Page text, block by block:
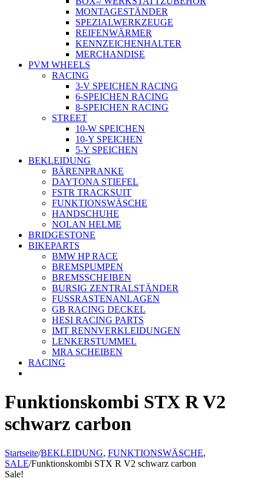
MONTAGESTÄNDER
SPEZIALWERKZEUGE
REIFENWÄRMER
KENNZEICHENHALTER
MERCHANDISE
PVM WHEELS
RACING
3-V SPEICHEN RACING
6-SPEICHEN RACING
8-SPEICHEN RACING
STREET
10-W SPEICHEN
10-Y SPEICHEN
5-Y SPEICHEN
BEKLEIDUNG
BÄRENPRANKE
DAYTONA STIEFEL
FSTR TRACKSUIT
FUNKTIONSWÄSCHE
HANDSCHUHE
NOLAN HELME
BRIDGESTONE
BIKEPARTS
BMW HP RACE
BREMSPUMPEN
BREMSSCHEIBEN
BURSIG ZENTRALSTÄNDER
FUSSRASTENANLAGEN
GB RACING DECKEL
HESI RACING PARTS
IMT RENNVERKLEIDUNGEN
LENKERSTUMMEL
MRA SCHEIBEN
RACING
Funktionskombi STX R V2
schwarz carbon
Startseite/BEKLEIDUNG, FUNKTIONSWÄSCHE,
SALE/Funktionskombi STX R V2 schwarz carbon
Sale!